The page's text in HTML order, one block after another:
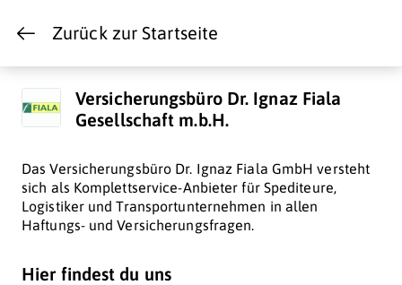
Zurück zur Startseite
Versicherungsbüro Dr. Ignaz Fiala
Gesellschaft m.b.H.
Das Versicherungsbüro Dr. Ignaz Fiala GmbH versteht
sich als Komplettservice-Anbieter für Spediteure,
Logistiker und Transportunternehmen in allen
Haftungs- und Versicherungsfragen.
Hier findest du uns